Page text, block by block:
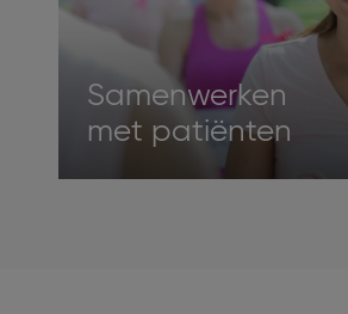
Samenwerken
met patiënten